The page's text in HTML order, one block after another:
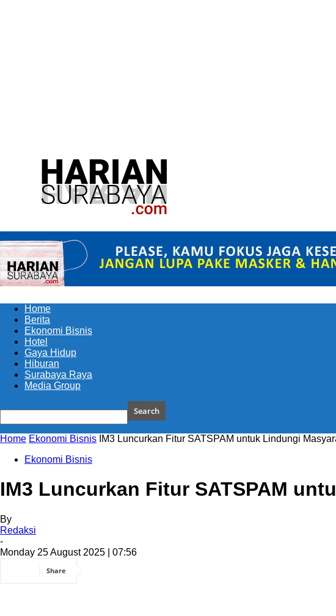
Surabaya
Home
Berita
Ekonomi Bisnis
Hotel
Gaya Hidup
Hiburan
Surabaya Raya
Media Group
Home Ekonomi Bisnis IM3 Luncurkan Fitur SATSPAM untuk Lindungi
Ekonomi Bisnis
IM3 Luncurkan Fitur SATSPAM
By
Redaksi
-
Monday 25 August 2025 | 07:56
Share